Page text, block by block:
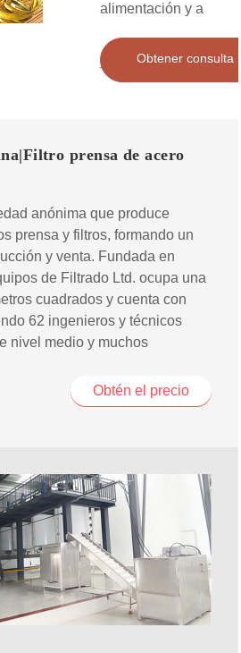
alimentación y a
Obtener consulta
prensa de acero
anónima que produce
prensa y filtros, formando un
y venta. Fundada en
de Filtrado Ltd. ocupa una
cuadrados y cuenta con
62 ingenieros y técnicos
nivel medio y muchos
Obtén el precio